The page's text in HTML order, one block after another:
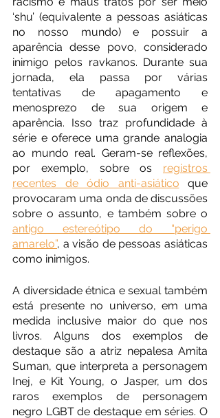
‘shu’ (equivalente a pessoas asiáticas
no nosso mundo) e possuir a
aparência desse povo, considerado
inimigo pelos ravkanos. Durante sua
jornada, ela passa por várias
tentativas de apagamento e
menosprezo de sua origem e
aparência. Isso traz profundidade à
série e oferece uma grande analogia
ao mundo real. Geram-se reflexões,
por exemplo, sobre os registros
recentes de ódio anti-asiático que
provocaram uma onda de discussões
antigo estereótipo do “perigo
amarelo”, a visão de pessoas asiáticas
como inimigos.
A diversidade étnica e sexual também
está presente no universo, em uma
medida inclusive maior do que nos
livros. Alguns dos exemplos de
destaque são a atriz nepalesa Amita
Suman, que interpreta a personagem
Inej, e Kit Young, o Jasper, um dos
raros exemplos de personagem
negro LGBT de destaque em séries. O